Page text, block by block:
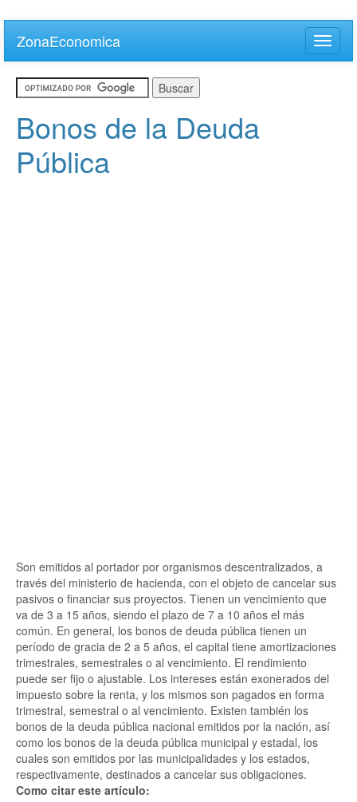
main
content
ZonaEconomica
Toggle
Bonos de la Deuda
Pública
Son emitidos al portador por organismos descentralizados, a
través del ministerio de hacienda, con el objeto de cancelar sus
pasivos o financiar sus proyectos. Tienen un vencimiento que
va de 3 a 15 años, siendo el plazo de 7 a 10 años el más
común. En general, los bonos de deuda pública tienen un
período de gracia de 2 a 5 años, el capital tiene amortizaciones
trimestrales, semestrales o al vencimiento. El rendimiento
puede ser fijo o ajustable. Los intereses están exonerados del
impuesto sobre la renta, y los mismos son pagados en forma
trimestral, semestral o al vencimiento. Existen también los
bonos de la deuda pública nacional emitidos por la nación, así
como los bonos de la deuda pública municipal y estadal, los
cuales son emitidos por las municipalidades y los estados,
respectivamente, destinados a cancelar sus obligaciones.
Como citar este artículo: